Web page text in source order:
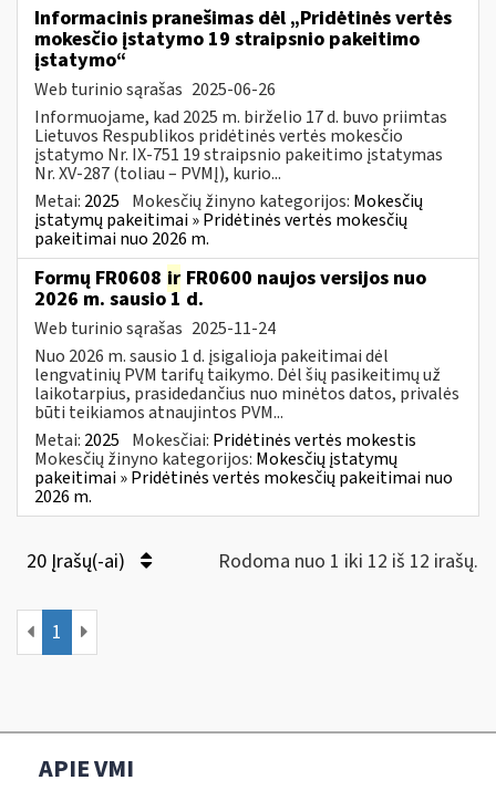
Informacinis pranešimas dėl „Pridėtinės vertės
mokesčio įstatymo 19 straipsnio pakeitimo
įstatymo“
Web turinio sąrašas 2025-06-26
Informuojame, kad 2025 m. birželio 17 d. buvo priimtas
Lietuvos Respublikos pridėtinės vertės mokesčio
įstatymo Nr. IX-751 19 straipsnio pakeitimo įstatymas
Nr. XV-287 (toliau – PVMĮ), kurio...
Metai: 2025 Mokesčių žinyno kategorijos: Mokesčių
įstatymų pakeitimai » Pridėtinės vertės mokesčių
pakeitimai nuo 2026 m.
Formų FR0608 ir FR0600 naujos versijos nuo
2026 m. sausio 1 d.
Web turinio sąrašas 2025-11-24
Nuo 2026 m. sausio 1 d. įsigalioja pakeitimai dėl
lengvatinių PVM tarifų taikymo. Dėl šių pasikeitimų už
laikotarpius, prasidedančius nuo minėtos datos, privalės
būti teikiamos atnaujintos PVM...
Metai: 2025 Mokesčiai: Pridėtinės vertės mokestis
Mokesčių žinyno kategorijos: Mokesčių įstatymų
pakeitimai » Pridėtinės vertės mokesčių pakeitimai nuo
2026 m.
20 Įrašų(-ai) Rodoma nuo 1 iki 12 iš 12 irašų.
1
APIE VMI